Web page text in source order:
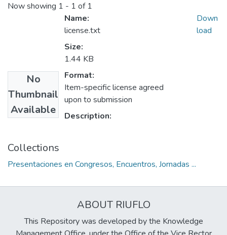
Now showing 1 - 1 of 1
No
Thumbnail
Available
Name:
license.txt
Size:
1.44 KB
Format:
Item-specific license agreed
upon to submission
Description:
Down
load
Collections
Presentaciones en Congresos, Encuentros, Jornadas ...
ABOUT RIUFLO
This Repository was developed by the Knowledge